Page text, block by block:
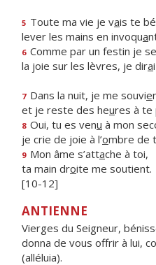
5 Toute ma vie je vais te
lever les mains en invoqua
6 Comme par un festin je
la joie sur les lèvres, je dira
7 Dans la nuit, je me souvie
et je reste des heures à te
8 Oui, tu es venu à mon
je crie de joie à l’ombre de
9 Mon âme s’attache à toi,
ta main droite me soutient.
[10-12]
ANTIENNE
Vierges du Seigneur,
donna de vous offrir à lui,
(alléluia).